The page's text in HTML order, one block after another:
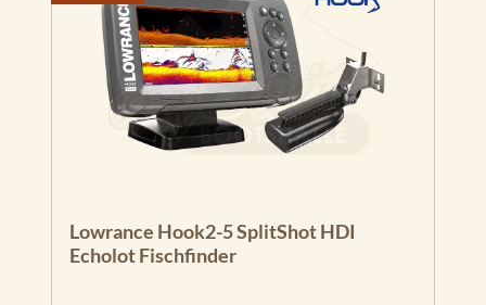
Lowrance Hook2-5 SplitShot HDI
Echolot Fischfinder